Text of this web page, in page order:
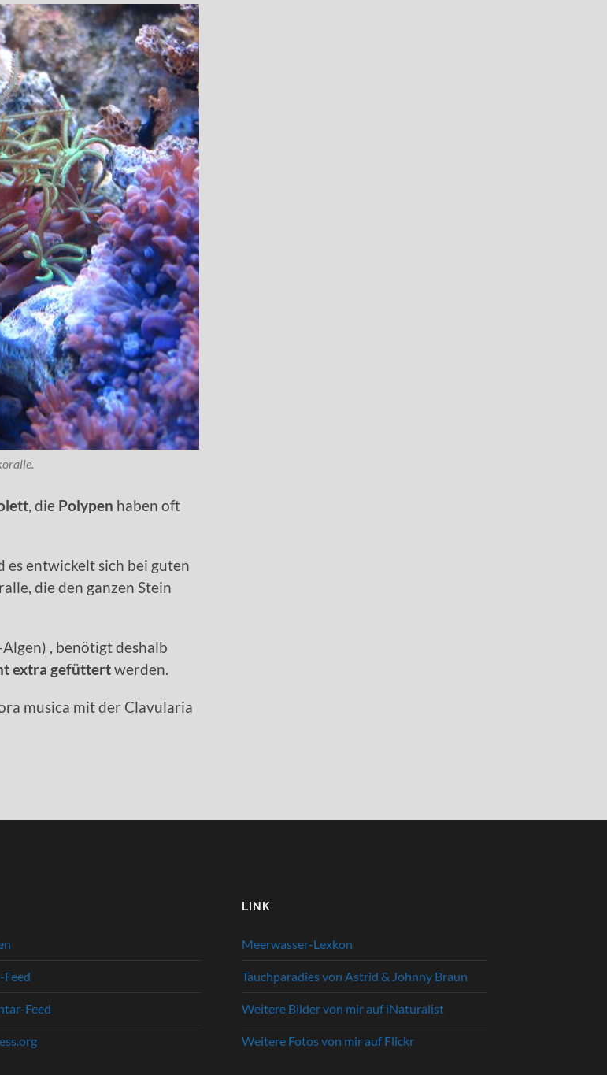
, die Polypen haben oft
es entwickelt sich bei guten
die den ganzen Stein
, benötigt deshalb
extra gefüttertwerden.
musica mit der Clavularia
Feed
Feed
LINK
Meerwasser-Lexkon
Tauchparadies von Astrid & Johnny Braun
Weitere Bilder von mir auf iNaturalist
Weitere Fotos von mir auf Flickr